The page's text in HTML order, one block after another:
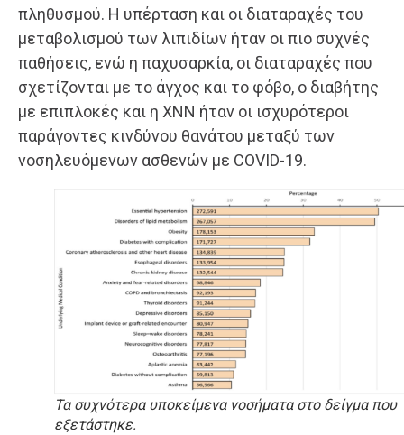
πληθυσμού. Η υπέρταση και οι διαταραχές του
μεταβολισμού των λιπιδίων ήταν οι πιο συχνές
παθήσεις, ενώ η παχυσαρκία, οι διαταραχές που
σχετίζονται με το άγχος και το φόβο, ο διαβήτης
με επιπλοκές και η ΧΝΝ ήταν οι ισχυρότεροι
παράγοντες κινδύνου θανάτου μεταξύ των
νοσηλευόμενων ασθενών με COVID-19.
Τα συχνότερα υποκείμενα νοσήματα στο δείγμα που
εξετάστηκε.